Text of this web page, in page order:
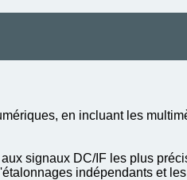
en incluant les
signaux DC/IF les plus
indépendants et